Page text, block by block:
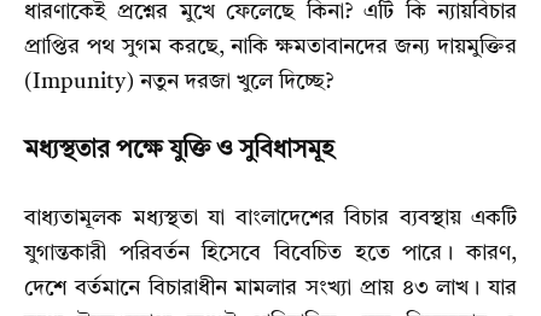
ধারণাকেই প্রশ্নের মুখে ফেলেছে কিনা? এটি কি ন্যায়বিচার
প্রাপ্তির পথ সুগম করছে, নাকি ক্ষমতাবানদের জন্য দায়মুক্তির
(Impunity) নতুন দরজা খুলে দিচ্ছে?
মধ্যস্থতার পক্ষে যুক্তি ও সুবিধাসমূহ
বাধ্যতামূলক মধ্যস্থতা যা বাংলাদেশের বিচার ব্যবস্থায় একটি
যুগান্তকারী পরিবর্তন হিসেবে বিবেচিত হতে পারে। কারণ,
দেশে বর্তমানে বিচারাধীন মামলার সংখ্যা প্রায় ৪৩ লাখ। যার